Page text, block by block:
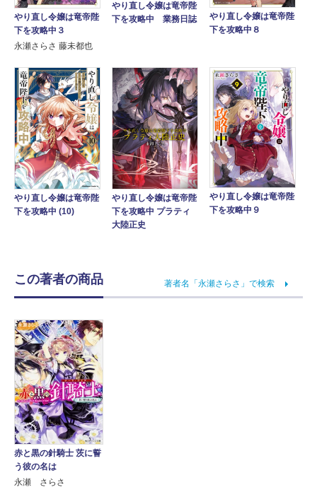
やり直し令嬢は竜帝陛
下を攻略中３
永瀬さらさ 藤未都也
やり直し令嬢は竜帝陛
下を攻略中 業務日誌
やり直し令嬢は竜帝陛
下を攻略中８
やり直し令嬢は竜帝陛
下を攻略中 (10)
やり直し令嬢は竜帝陛
下を攻略中 プラティ
大陸正史
やり直し令嬢は竜帝陛
下を攻略中９
この著者の商品 著者名「永瀬さらさ」で検索
赤と黒の針騎士 茨に誓
う彼の名は
永瀬 さらさ